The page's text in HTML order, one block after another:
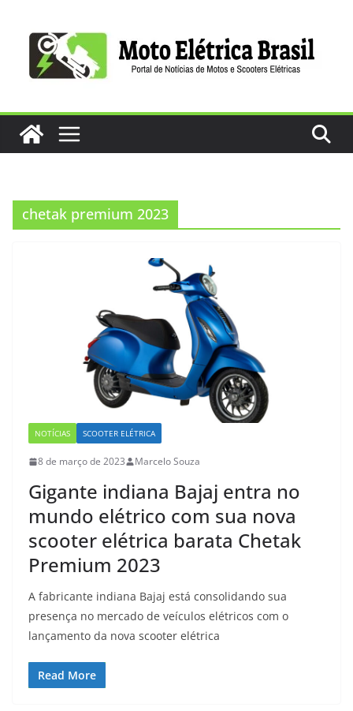
conteúdo
chetak premium 2023
NOTÍCIAS SCOOTER ELÉTRICA
8 de março de 2023 Marcelo Souza
Gigante indiana Bajaj entra no
mundo elétrico com sua nova
scooter elétrica barata Chetak
Premium 2023
A fabricante indiana Bajaj está consolidando sua
presença no mercado de veículos elétricos com o
lançamento da nova scooter elétrica
Read More